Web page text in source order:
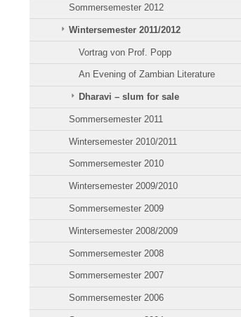
Sommersemester 2012
Wintersemester 2011/2012
Vortrag von Prof. Popp
An Evening of Zambian Literature
Dharavi – slum for sale
Sommersemester 2011
Wintersemester 2010/2011
Sommersemester 2010
Wintersemester 2009/2010
Sommersemester 2009
Wintersemester 2008/2009
Sommersemester 2008
Sommersemester 2007
Sommersemester 2006